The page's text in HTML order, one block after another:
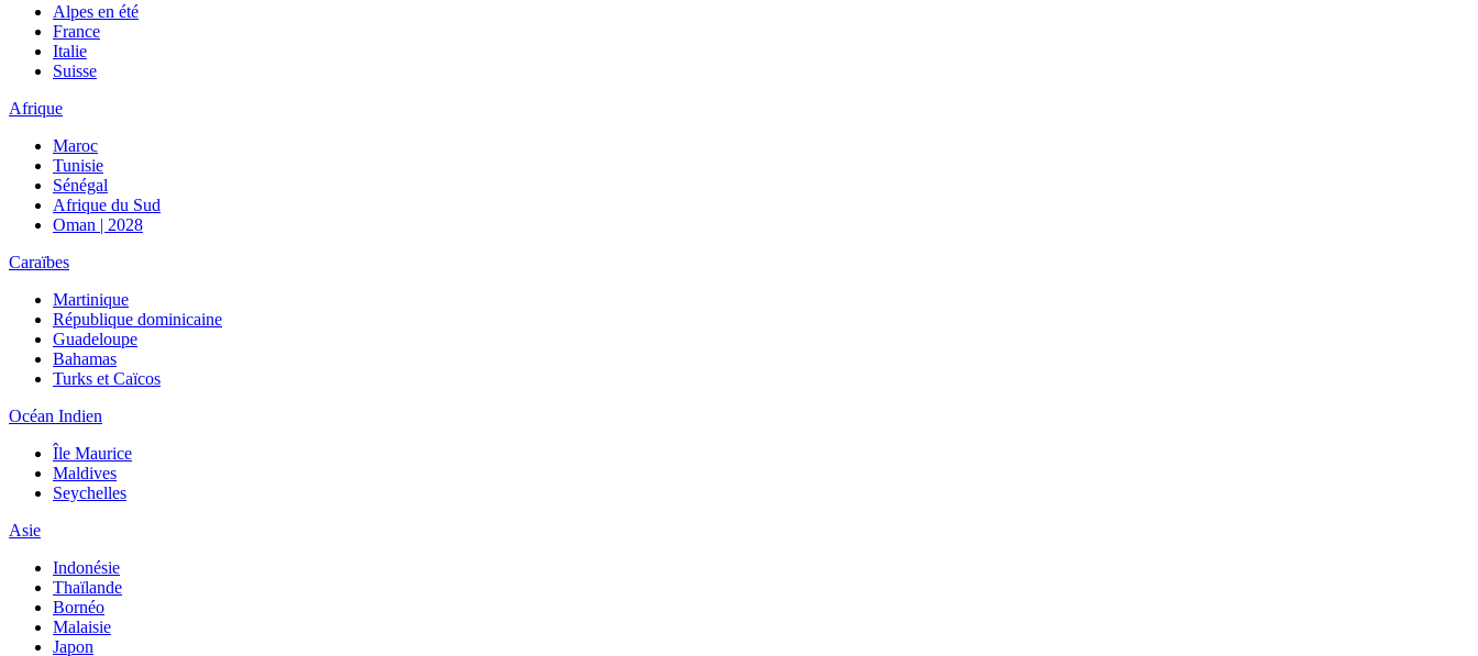
Alpes en été
France
Italie
Suisse
Afrique
Maroc
Tunisie
Sénégal
Afrique du Sud
Oman | 2028
Caraïbes
Martinique
République dominicaine
Guadeloupe
Bahamas
Turks et Caïcos
Océan Indien
Île Maurice
Maldives
Seychelles
Asie
Indonésie
Thaïlande
Bornéo
Malaisie
Japon